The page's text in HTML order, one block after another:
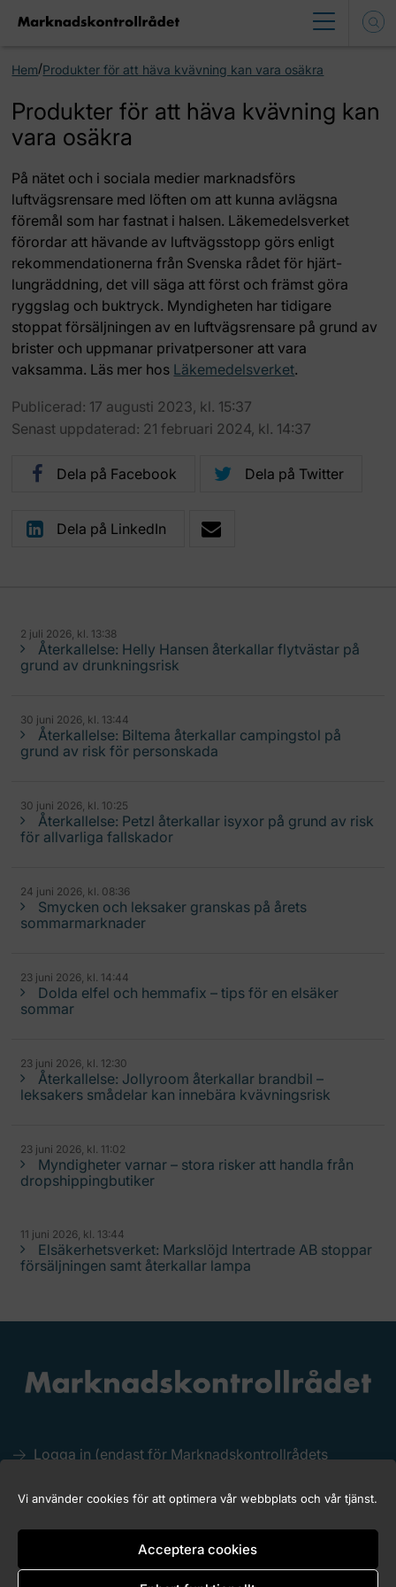
Vi använder cookies för att optimera vår webbplats och vår tjänst.
Acceptera cookies
Hem/Produkter för att häva kvävning kan vara osäkra
Produkter för att häva kvävning kan
vara osäkra
På nätet och i sociala medier marknadsförs
luftvägsrensare med löften om att kunna avlägsna
föremål som har fastnat i halsen. Läkemedelsverket
förordar att hävande av luftvägsstopp görs enligt
rekommendationerna från Svenska rådet för hjärt-
lungräddning, det vill säga att först och främst göra
ryggslag och buktryck. Myndigheten har tidigare
stoppat försäljningen av en luftvägsrensare på grund av
brister och uppmanar privatpersoner att vara
vaksamma. Läs mer hos Läkemedelsverket.
Publicerad: 17 augusti 2023, kl. 15:37
Senast uppdaterad: 21 februari 2024, kl. 14:37
Dela på Facebook Dela på Twitter
Dela på LinkedIn
2 juli 2026, kl. 13:38
Återkallelse: Helly Hansen återkallar flytvästar på
grund av drunkningsrisk
30 juni 2026, kl. 13:44
Återkallelse: Biltema återkallar campingstol på
grund av risk för personskada
30 juni 2026, kl. 10:25
Återkallelse: Petzl återkallar isyxor på grund av risk
för allvarliga fallskador
24 juni 2026, kl. 08:36
Smycken och leksaker granskas på årets
sommarmarknader
23 juni 2026, kl. 14:44
Dolda elfel och hemmafix – tips för en elsäker
sommar
23 juni 2026, kl. 12:30
Återkallelse: Jollyroom återkallar brandbil –
leksakers smådelar kan innebära kvävningsrisk
23 juni 2026, kl. 11:02
Myndigheter varnar – stora risker att handla från
dropshippingbutiker
11 juni 2026, kl. 13:44
Elsäkerhetsverket: Markslöjd Intertrade AB stoppar
försäljningen samt återkallar lampa
Logga in (endast för Marknadskontrollrådets
Kakor (Cookies)